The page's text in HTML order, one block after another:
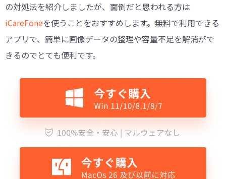
の対処法を紹介しましたが、面倒だと思われる方は
iCareFoneを使うことをおすすめします。無料で利用できる
アプリで、簡単に画像データの整理や容量不足を解消がで
きるのでとても便利です。